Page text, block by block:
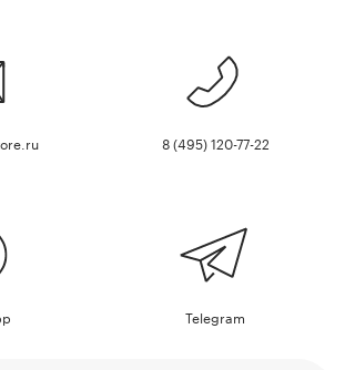
8 (495) 120-77-22
Telegram